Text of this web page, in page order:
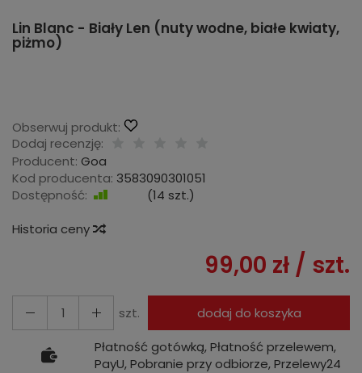
Lin Blanc - Biały Len (nuty wodne, białe kwiaty,
piżmo)
Obserwuj produkt:
Dodaj recenzję:
Producent: Goa
Kod producenta: 3583090301051
Dostępność:
(14 szt.)
Historia ceny
99,00 zł / szt.
szt.
dodaj do koszyka
Płatność gotówką, Płatność przelewem,
PayU, Pobranie przy odbiorze, Przelewy24